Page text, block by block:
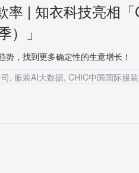
率 | 知衣科技亮相
）」
，找到更多确定性的生意增长！